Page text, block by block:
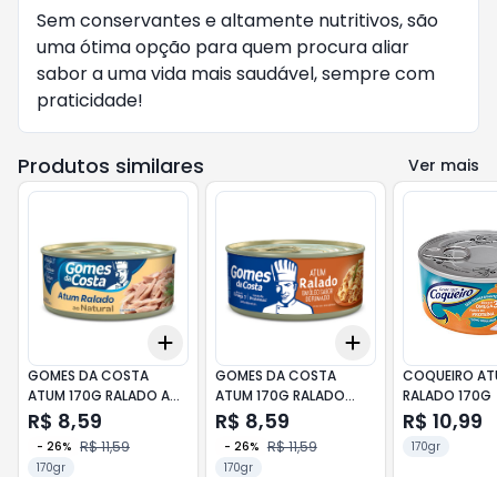
Sem conservantes e altamente nutritivos, são
uma ótima opção para quem procura aliar
sabor a uma vida mais saudável, sempre com
praticidade!
Produtos similares Ver mais
Add
GOMES DA COSTA
ATUM 170G RALADO AO
NATURAL
R$ 8,59
- 26% R$ 11,59
170gr
Add
GOMES DA COSTA
ATUM 170G RALADO
DEFUMADO
R$ 8,59
- 26% R$ 11,59
170gr
COQUEIRO
RALADO 170G
R$ 10,99
170gr